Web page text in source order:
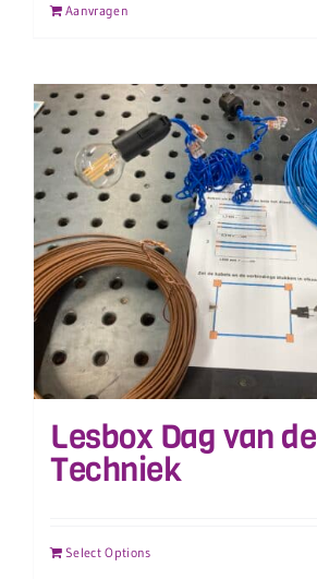
Aanvragen
Lesbox Dag van de
Techniek
Select Options